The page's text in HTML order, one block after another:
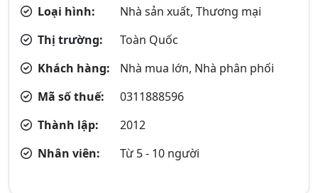
Loại hình:
Nhà sản xuất, Thương mại
Thị trường:
Toàn Quốc
Khách hàng:
Nhà mua lớn, Nhà phân phối
Mã số thuế:
0311888596
Thành lập:
2012
Nhân viên:
Từ 5 - 10 người